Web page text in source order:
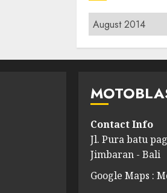
Arsip
Contact Info
Jl. Pura batu
Jimbaran - Bali
Google Maps :